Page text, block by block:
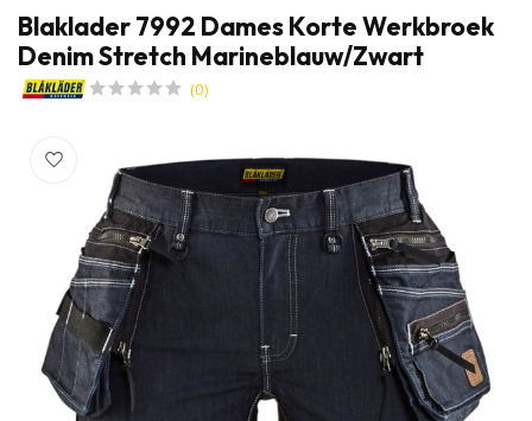
Blaklader 7992 Dames Korte Werkbroek
Denim Stretch Marineblauw/Zwart
(0)